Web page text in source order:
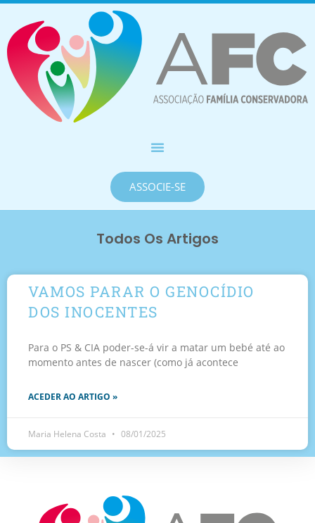
ASSOCIE-SE
Todos Os Artigos
VAMOS PARAR O GENOCÍDIO
DOS INOCENTES
Para o PS & CIA poder-se-á vir a matar um bebé até ao
momento antes de nascer (como já acontece
ACEDER AO ARTIGO »
Maria Helena Costa 08/01/2025